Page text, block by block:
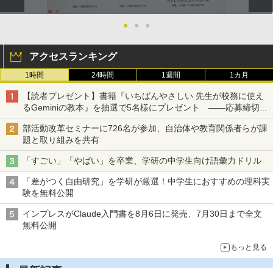
● ● ●
アクセスランキング
1時間 24時間 1週間 1カ月
【読者プレゼント】書籍『いちばんやさしい 先生が校務に使え
るGeminiの教本』を抽選で5名様にプレゼント ――応募締切は
2026年8月12日（水）まで
部活動改革セミナーに726名が参加、自治体や教育関係者らが課
題と取り組みを共有
「すごい」「やばい」を卒業、学研の中学生向け語彙力ドリル
「差がつく自由研究」を学研が厳選！中学生におすすめの理科実
験を無料公開
インプレスがClaude入門書を8月6日に発売、7月30日まで全文
無料公開
もっと見る